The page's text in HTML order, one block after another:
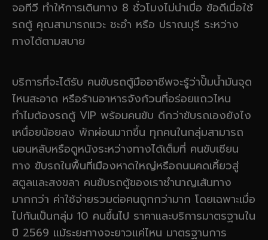
จอทีวี ทำให้การเดินทาง 8 ชั่วโมงไม่น่าเบื่อ ข้อดีเมื่อใช้
รถตู้ คุณสามารถแวะ ชะอำ หรือ ปราณบุรี ระหว่าง
ทางได้ตามสบาย
บริการที่จะได้รับ คนขับรถตู้มืออาชีพจะรู้ว่าปั๊มน้ำมันจุด
ไหนสะอาด หรือร้านอาหารจังก้วนที่อร่อยแถวไหน
ทำไมต้องรถตู้ VIP พร้อมคนขับ ดีกว่าขับรถเองยังไง
เหนื่อยน้อยลง พักผ่อนมากขึ้น ทุกคนในกลุ่มสามารถ
นอนหลับหรือดูหนังระหว่างทางได้เต็มที่ คนขับเซียน
ทาง ขับรถในพื้นที่เมืองหาดใหญ่หรือถนนคดเคี้ยวสู่
สตูลและสงขลา คนขับรถตู้ของเราชำนาญเส้นทาง
มากกว่า ค่าใช้จ่ายรวมต่อคนถูกกว่ามาก โดยเฉพาะเมื่อ
ไปกันเป็นกลุ่ม 10 คนขึ้นไป ราคาและบริการมาตรฐานใน
ปี 2569 แม้ระยะทางจะยาวแค่ไหน มาตรฐานการ